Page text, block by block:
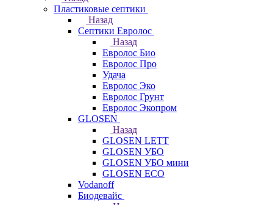
Пластиковые септики
Назад
Септики Евролос
Назад
Евролос Био
Евролос Про
Удача
Евролос Эко
Евролос Грунт
Евролос Экопром
GLOSEN
Назад
GLOSEN LETT
GLOSEN УБО
GLOSEN УБО мини
GLOSEN ECO
Vodanoff
Биодевайс